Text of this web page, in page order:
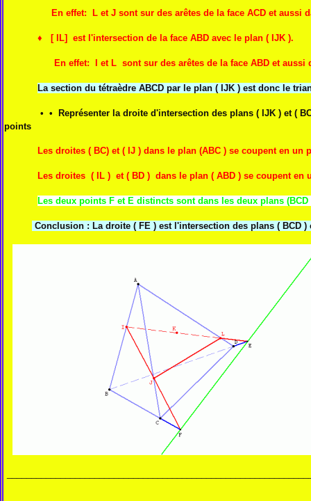
En effet: L et J sont sur des arêtes de la face ACD et aussi
♦ [ IL] est l'intersection de la face ABD avec le plan ( IJK ).
En effet: I et L sont sur des arêtes de la face ABD et aussi
La section du tétraèdre ABCD par le plan ( IJK ) est donc le
• • Représenter la droite d'intersection des plans (
points
Les droites ( BC) et ( IJ ) dans le plan (ABC ) se coupent en un
Les droites ( IL ) et ( BD ) dans le plan ( ABD ) se coupent en
Les deux points F et E distincts sont dans les deux plans (BCD
Conclusion : La droite ( FE ) est l'intersection des plans ( BCD )